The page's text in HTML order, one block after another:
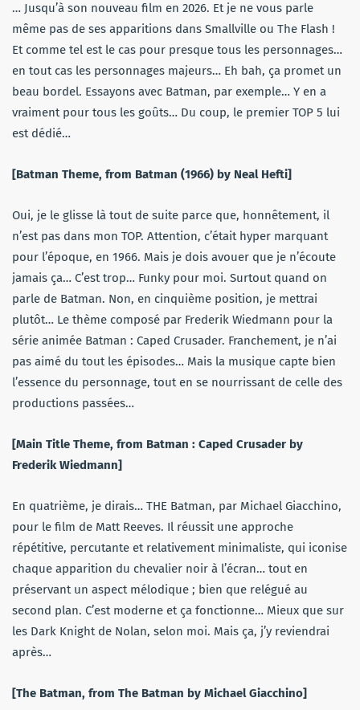
… Jusqu’à son nouveau film en 2026. Et je ne vous parle
même pas de ses apparitions dans Smallville ou The Flash !
Et comme tel est le cas pour presque tous les personnages…
en tout cas les personnages majeurs… Eh bah, ça promet un
beau bordel. Essayons avec Batman, par exemple… Y en a
vraiment pour tous les goûts… Du coup, le premier TOP 5 lui
est dédié…
[Batman Theme, from Batman (1966) by Neal Hefti]
Oui, je le glisse là tout de suite parce que, honnêtement, il
n’est pas dans mon TOP. Attention, c’était hyper marquant
pour l’époque, en 1966. Mais je dois avouer que je n’écoute
jamais ça… C’est trop… Funky pour moi. Surtout quand on
parle de Batman. Non, en cinquième position, je mettrai
plutôt… Le thème composé par Frederik Wiedmann pour la
série animée Batman : Caped Crusader. Franchement, je n’ai
pas aimé du tout les épisodes… Mais la musique capte bien
l’essence du personnage, tout en se nourrissant de celle des
productions passées…
[Main Title Theme, from Batman : Caped Crusader by
Frederik Wiedmann]
En quatrième, je dirais… THE Batman, par Michael Giacchino,
pour le film de Matt Reeves. Il réussit une approche
répétitive, percutante et relativement minimaliste, qui iconise
chaque apparition du chevalier noir à l’écran… tout en
préservant un aspect mélodique ; bien que relégué au
second plan. C’est moderne et ça fonctionne… Mieux que sur
les Dark Knight de Nolan, selon moi. Mais ça, j’y reviendrai
après…
[The Batman, from The Batman by Michael Giacchino]